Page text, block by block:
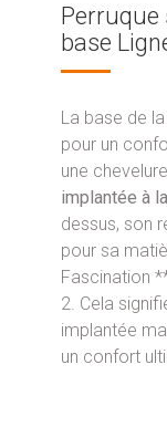
Perruque
base
La base de
pour un
une
implantée à
dessus, son
pour sa
Fascination
2. Cela
implantée
un confort